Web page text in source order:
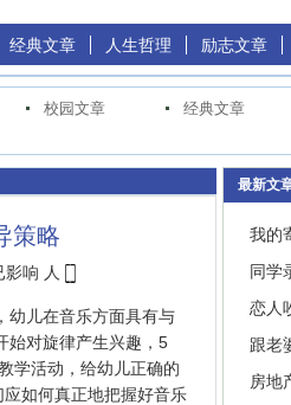
经典文章 人生哲理 励志文章
校园文章 经典文章
策略
影响 人
幼儿在音乐方面具有与
始对旋律产生兴趣，5
学活动，给幼儿正确的
如何真正地把握好音乐
最新文
我的
同学
恋人
跟老
房地